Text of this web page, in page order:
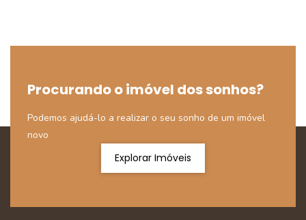
Procurando o imóvel dos sonhos?
Podemos ajudá-lo a realizar o seu sonho de um imóvel
novo
Explorar Imóveis